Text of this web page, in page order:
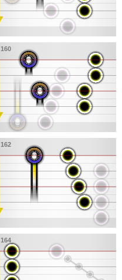
160
162
164